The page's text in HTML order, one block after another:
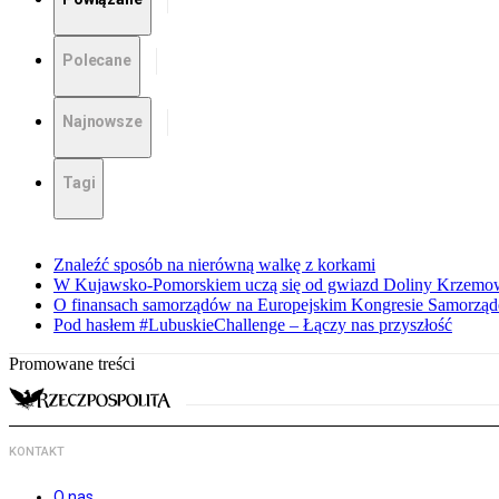
Polecane
Najnowsze
Tagi
Znaleźć sposób na nierówną walkę z korkami
W Kujawsko-Pomorskiem uczą się od gwiazd Doliny
O finansach samorządów na Europejskim Kongresie
Pod hasłem #LubuskieChallenge – Łączy nas przyszłość
Promowane treści
KONTAKT